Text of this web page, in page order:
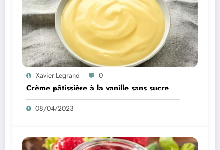
Xavier Legrand 0
Crème pâtissière à la vanille sans sucre
08/04/2023